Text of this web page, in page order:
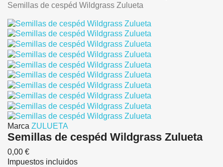
Semillas de cespéd Wildgrass Zulueta
Marca ZULUETA
Semillas de cespéd Wildgrass Zulueta
0,00 €
Impuestos incluidos